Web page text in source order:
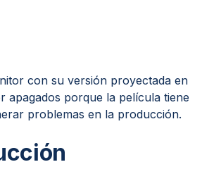
con su versión proyectada en
apagados porque la película tiene
problemas en la producción.